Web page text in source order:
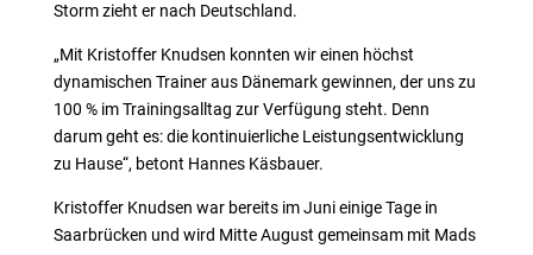
Storm zieht er nach Deutschland.
„Mit Kristoffer Knudsen konnten wir einen höchst
dynamischen Trainer aus Dänemark gewinnen, der uns zu
100 % im Trainingsalltag zur Verfügung steht. Denn
darum geht es: die kontinuierliche Leistungsentwicklung
zu Hause“, betont Hannes Käsbauer.
Kristoffer Knudsen war bereits im Juni einige Tage in
Saarbrücken und wird Mitte August gemeinsam mit Mads